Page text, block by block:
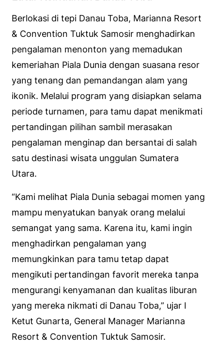
Berlokasi di tepi Danau Toba, Marianna Resort
& Convention Tuktuk Samosir menghadirkan
pengalaman menonton yang memadukan
kemeriahan Piala Dunia dengan suasana resor
yang tenang dan pemandangan alam yang
ikonik. Melalui program yang disiapkan selama
periode turnamen, para tamu dapat menikmati
pertandingan pilihan sambil merasakan
pengalaman menginap dan bersantai di salah
satu destinasi wisata unggulan Sumatera
Utara.
“Kami melihat Piala Dunia sebagai momen yang
mampu menyatukan banyak orang melalui
semangat yang sama. Karena itu, kami ingin
menghadirkan pengalaman yang
memungkinkan para tamu tetap dapat
mengikuti pertandingan favorit mereka tanpa
mengurangi kenyamanan dan kualitas liburan
yang mereka nikmati di Danau Toba,” ujar I
Ketut Gunarta, General Manager Marianna
Resort & Convention Tuktuk Samosir.